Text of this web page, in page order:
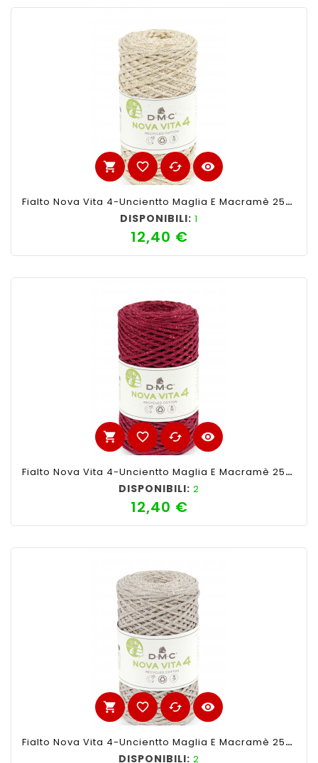
shopping_cart favorite_border cached visibility
Fialto Nova Vita 4-Uncientto Maglia E Macramè 250gr 200mt-Ferri Consigliati N°4 -Colore Panna Lurex Oro
DISPONIBILI: 1
12,40 €Prezzo
shopping_cart favorite_border cached visibility
Fialto Nova Vita 4-Uncientto Maglia E Macramè 250gr 200mt-Ferri Consigliati N°4 -Colore Rosso Lurex Rosso
DISPONIBILI: 2
12,40 €Prezzo
shopping_cart favorite_border cached visibility
Fialto Nova Vita 4-Uncientto Maglia E Macramè 250gr 200mt-Ferri Consigliati N°4 -Colore Sabbia Lurex Argento
DISPONIBILI: 2